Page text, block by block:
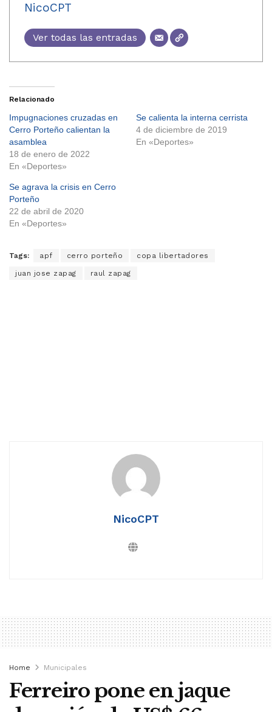
NicoCPT
Ver todas las entradas
Relacionado
Impugnaciones cruzadas en
Cerro Porteño calientan la
asamblea
18 de enero de 2022
En «Deportes»
Se calienta la interna cerrista
4 de diciembre de 2019
En «Deportes»
Se agrava la crisis en Cerro
Porteño
22 de abril de 2020
En «Deportes»
Tags: apf cerro porteño copa libertadores
juan jose zapag raul zapag
NicoCPT
Home Municipales
Ferreiro pone en jaque